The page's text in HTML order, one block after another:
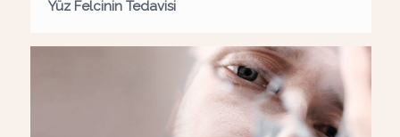
Yüz Felcinin Tedavisi